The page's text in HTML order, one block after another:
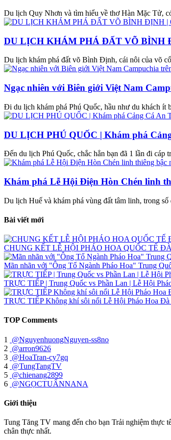
Du lịch Quy Nhơn và tìm hiểu về thơ Hàn Mặc Tử,
DU LỊCH KHÁM PHÁ ĐẤT VÕ BÌNH
Du lịch khám phá đất võ Bình Định, cái nôi của võ
Ngạc nhiên với Biên giới Việt Nam
Đi du lịch khám phá Phú Quốc, hầu như du khách ít
DU LỊCH PHÚ QUỐC | Khám phá
Đến du lịch Phú Quốc, chắc hẳn bạn đã 1 lần đi cáp
Khám phá Lễ Hội Điện Hòn Chén linh
Du lịch Huế và khám phá vùng đất tâm linh, trong
Bài viết mới
CHUNG KẾT LỄ HỘI PHÁO HOA QUỐC TẾ ĐÀ
Mãn nhãn với "Ông Tổ Ngành Pháo Hoa" Trung
TRỰC TIẾP | Trung Quốc vs Phần Lan | Lễ Hội
TRỰC TIẾP Không khí sôi nổi Lễ Hội Pháo Hoa
TOP Comments
1
@NguyenhuongNguyen-ss8no
2 @arron9626
3 @HoaTran-cy7gq
4 @TungTangTV
5 @chienang2899
6 @NGỌCTUẤNNANA
Giới thiệu
Tung Tăng TV mang đến cho bạn Trải nghiệm thực
chân thực nhất.